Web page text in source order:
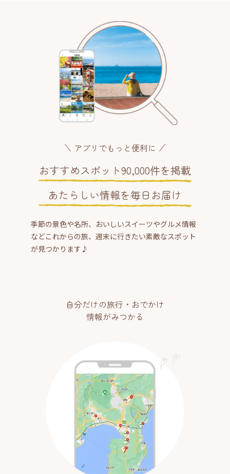
アプリでもっと便利に
おすすめスポット90,000件を掲載
あたらしい情報を毎日お届け
季節の景色や名所、おいしいスイーツやグルメ情報
などこれからの旅、週末に行きたい素敵なスポット
が見つかります♪
自分だけの旅行・おでかけ
情報がみつかる